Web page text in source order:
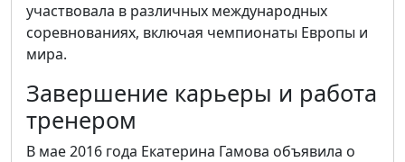
участвовала в различных международных
соревнованиях, включая чемпионаты Европы и
мира.
Завершение карьеры и работа
тренером
В мае 2016 года Екатерина Гамова объявила о